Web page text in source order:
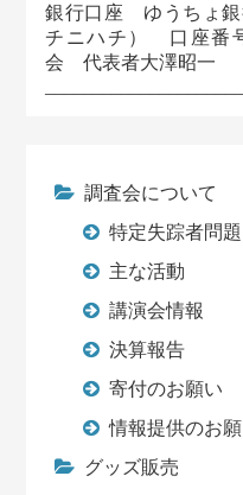
銀行口座 ゆうちょ
チニハチ） 口座番
会 代表者大澤昭一
調査会について
特定失踪者問
主な活動
講演会情報
決算報告
寄付のお願い
情報提供のお
グッズ販売